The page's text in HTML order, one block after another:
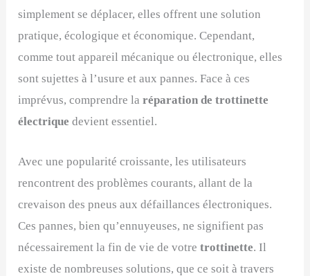
simplement se déplacer, elles offrent une solution
pratique, écologique et économique. Cependant,
comme tout appareil mécanique ou électronique, elles
sont sujettes à l’usure et aux pannes. Face à ces
imprévus, comprendre la réparation de trottinette
électrique devient essentiel.
Avec une popularité croissante, les utilisateurs
rencontrent des problèmes courants, allant de la
crevaison des pneus aux défaillances électroniques.
Ces pannes, bien qu’ennuyeuses, ne signifient pas
nécessairement la fin de vie de votretrottinette. Il
existe de nombreuses solutions, que ce soit à travers